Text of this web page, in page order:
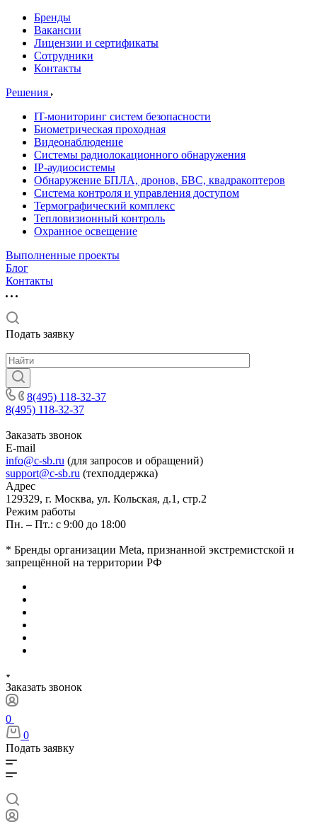
Бренды
Вакансии
Лицензии и сертификаты
Сотрудники
Контакты
Решения
IT-мониторинг систем безопасности
Биометрическая проходная
Видеонаблюдение
Системы радиолокационного обнаружения
IP-аудиосистемы
Обнаружение БПЛА, дронов, БВС, квадракоптеров
Система контроля и управления доступом
Термографический комплекс
Тепловизионный контроль
Охранное освещение
Выполненные проекты
Блог
Контакты
Подать заявку
8(495) 118-32-37
8(495) 118-32-37
Заказать звонок
E-mail
info@c-sb.ru (для запросов и обращений)
support@c-sb.ru (техподдержка)
Адрес
129329, г. Москва, ул. Кольская, д.1, стр.2
Режим работы
Пн. – Пт.: с 9:00 до 18:00
* Бренды организации Meta, признанной экстремистской и
запрещённой на территории РФ
Заказать звонок
0
0
Подать заявку